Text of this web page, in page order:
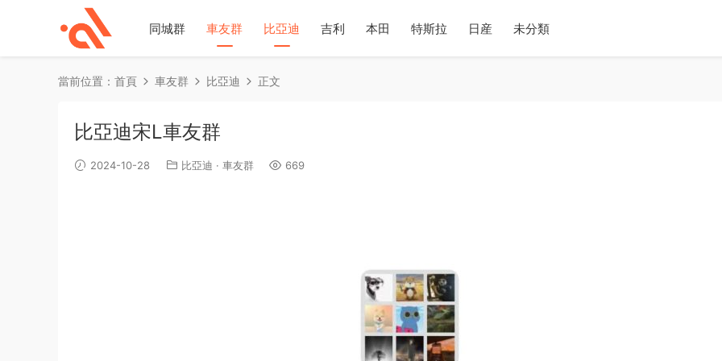
同城群 車友群 比亞迪 吉利 本田 特斯拉 日産 未分類
當前位置： 首頁 車友群 比亞迪 正文
比亞迪宋L車友群
2024-10-28 比亞迪 · 車友群 669